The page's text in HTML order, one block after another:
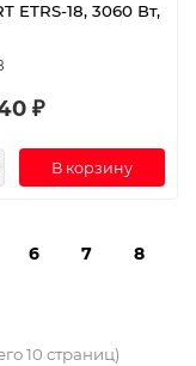
ETRS-18, 3060 Вт,
₽
В корзину
6 7 8
10 страниц)